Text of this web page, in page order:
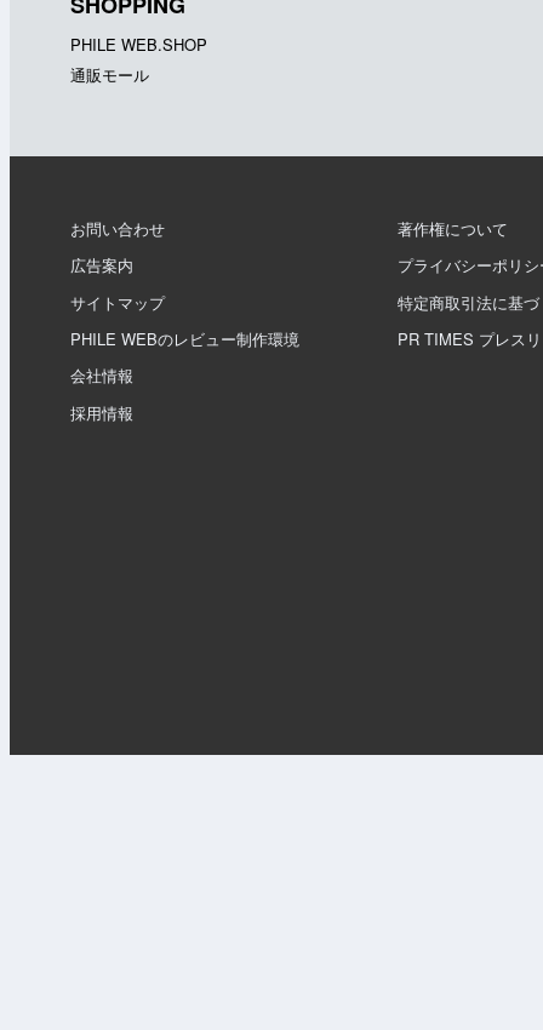
PHILE WEB.SHOP
通販モール
お問い合わせ
広告案内
サイトマップ
PHILE WEBのレビュー制作環境
会社情報
採用情報
著作権について
プライバシーポリ
特定商取引法に基
PR TIMES プレス